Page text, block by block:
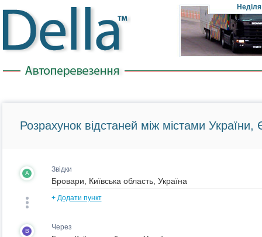
Неділя
Розрахунок відстаней між містами України,
A Звідки
+ Додати пункт
B Через